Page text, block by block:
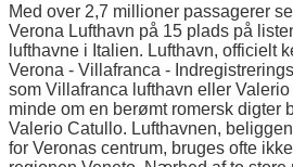
Med over 2,7 millioner passagerer
Verona Lufthavn på 15 plads på
lufthavne i Italien. Lufthavn, officielt
Verona - Villafranca -
som Villafranca lufthavn eller Valerio
minde om en berømt romersk digter
Valerio Catullo. Lufthavnen,
for Veronas centrum, bruges ofte